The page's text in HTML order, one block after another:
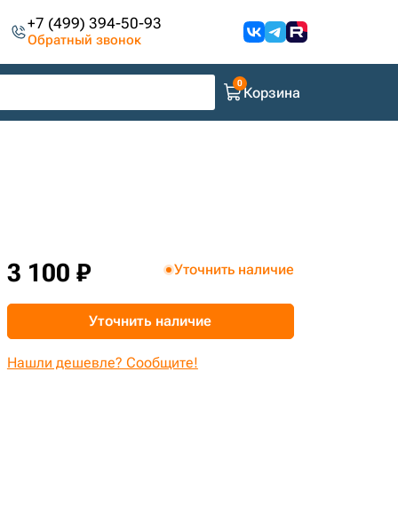
+7 (499) 394-50-93
Обратный звонок
Корзина
3 100 ₽ Уточнить наличие
Уточнить наличие
Нашли дешевле? Сообщите!